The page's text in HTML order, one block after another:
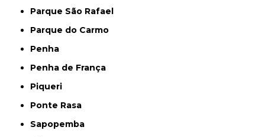
Parque São Rafael
Parque do Carmo
Penha
Penha de França
Piqueri
Ponte Rasa
Sapopemba